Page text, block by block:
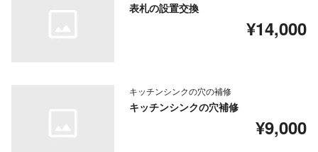
表札の設置交換
¥14,000
キッチンシンクの穴の補修
キッチンシンクの穴補修
¥9,000